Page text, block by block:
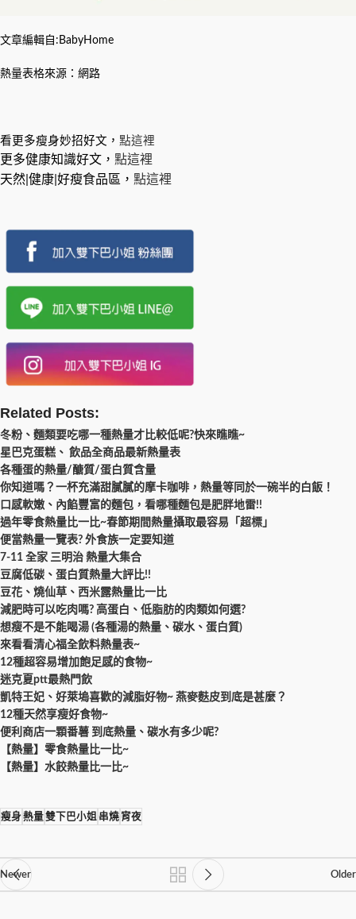
文章編輯自:BabyHome
熱量表格來源：網路
看更多瘦身妙招好文， 點這裡
更多健康知識好文， 點這裡
天然|健康|好瘦食品區， 點這裡
Related Posts:
冬粉、麵類要吃哪一種熱量才比較低呢?快來瞧瞧~
星巴克蛋糕、 飲品全商品最新熱量表
各種蛋的熱量/醣質/蛋白質含量
你知道嗎？一杯充滿甜膩膩的摩卡咖啡，熱量等同於一碗半的白飯！
口感軟嫩、內餡豐富的麵包，看哪種麵包是肥胖地雷!!
過年零食熱量比一比~春節期間熱量攝取最容易「超標」
便當熱量一覽表? 外食族一定要知道
7-11 全家 三明治 熱量大集合
豆腐低碳、蛋白質熱量大評比!!
豆花、燒仙草、西米露熱量比一比
減肥時可以吃肉嗎? 高蛋白、低脂肪的肉類如何選?
想瘦不是不能喝湯 (各種湯的熱量、碳水、蛋白質)
來看看清心福全飲料熱量表~
12種超容易增加飽足感的食物~
迷克夏ptt最熱門飲
凱特王妃、好萊塢喜歡的減脂好物~ 燕麥麩皮到底是甚麼？
12種天然享瘦好食物~
便利商店一顆番薯 到底熱量、碳水有多少呢?
【熱量】零食熱量比一比~
【熱量】水餃熱量比一比~
瘦身熱量雙下巴小姐 串燒宵夜
Newer Older